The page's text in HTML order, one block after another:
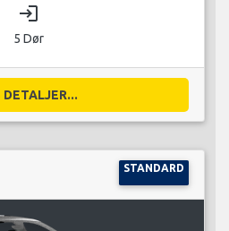
login
5 Dør
DETALJER...
STANDARD